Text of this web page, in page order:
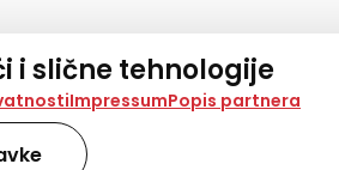
i slične tehnologije
stranici koristimo kolačiće i slične
promet na stranici te prikazujemo
ove tehnologije.
ImpressumPopis partnera